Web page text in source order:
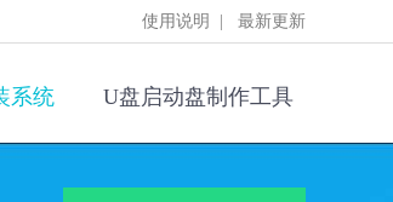
使用说明 最新更新
系统 U盘启动盘制作工具